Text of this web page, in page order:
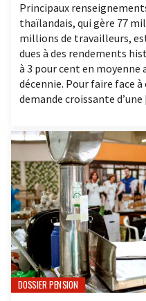
Principaux
thaïlandais, qui gère 77
millions de travailleurs,
dues à des rendements
à 3 pour cent en moyenne
décennie. Pour faire face
demande croissante
DOSSIER PENSION